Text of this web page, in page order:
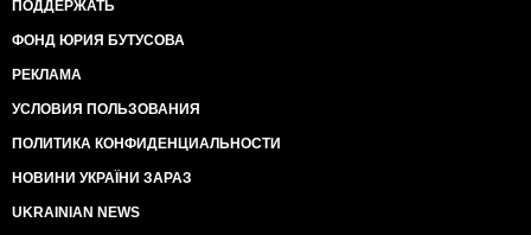
ПОДДЕРЖАТЬ
ФОНД ЮРИЯ БУТУСОВА
РЕКЛАМА
УСЛОВИЯ ПОЛЬЗОВАНИЯ
ПОЛИТИКА КОНФИДЕНЦИАЛЬНОСТИ
НОВИНИ УКРАЇНИ ЗАРАЗ
UKRAINIAN NEWS